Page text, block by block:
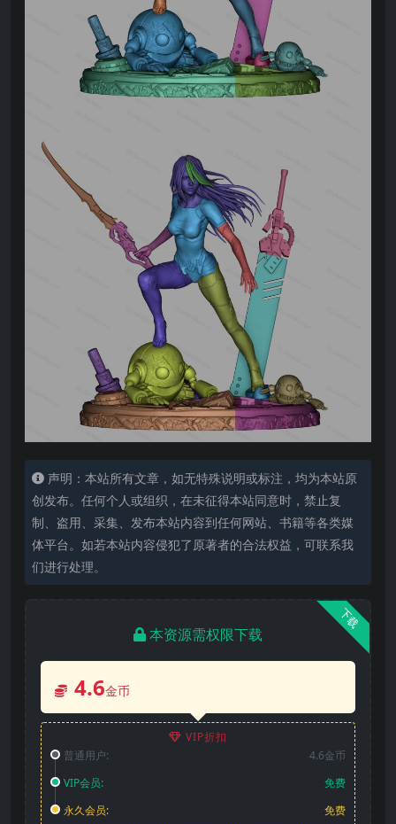
声明：本站所有文章，如无特殊说明或标注，均为本站原
创发布。任何个人或组织，在未征得本站同意时，禁止复
制、盗用、采集、发布本站内容到任何网站、书籍等各类媒
体平台。如若本站内容侵犯了原著者的合法权益，可联系我
们进行处理。
下载
本资源需权限下载
4.6金币
VIP折扣
普通用户:
4.6金币
VIP会员:
免费
永久会员:
免费